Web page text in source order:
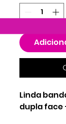
Linda
dupla face